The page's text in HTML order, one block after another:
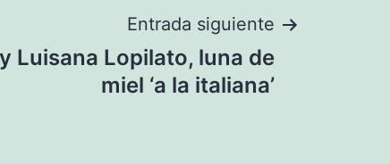
Entrada siguiente
Luisana Lopilato, luna de
miel ‘a la italiana’